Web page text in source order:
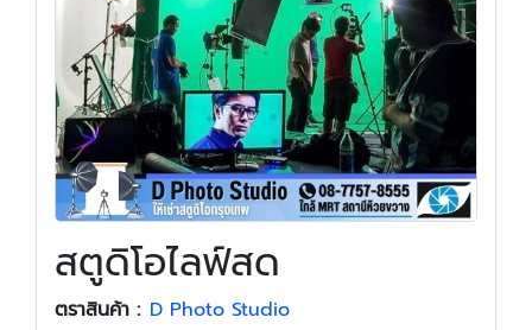
สตูดิโอไลฟ์สด
ตราสินค้า : D Photo Studio